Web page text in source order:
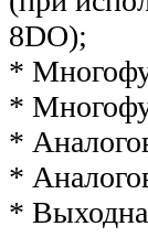
8DO);
*
*
*
*
*